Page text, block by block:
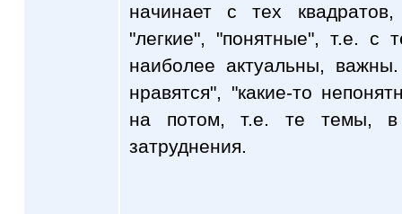
начинает с тех
"легкие", "понятные", т.е. с
наиболее актуальны,
нравятся", "какие-то
на потом, т.е. те темы, в
затруднения.